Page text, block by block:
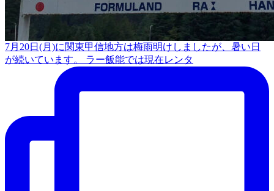
7月20日(月)に関東甲信地方は梅雨明けしましたが、暑い日
が続いています。 ラー飯能では現在レンタ